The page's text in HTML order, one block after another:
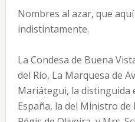
Nombres al azar, que
indistintamente.
La Condesa de Buena
del Río, La Marquesa de
Mariátegui, la distinguida
España, la del Ministro de